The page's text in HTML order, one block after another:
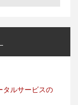
タルサービスの